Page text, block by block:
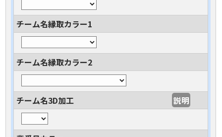
チーム名縁取カラー1
チーム名縁取カラー2
チーム名3D加工 説明